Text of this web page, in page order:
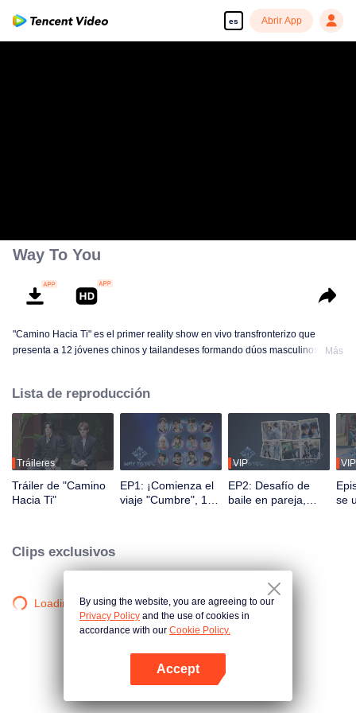
es Abrir App
Way To You
"Camino Hacia Ti" es el primer reality show en vivo transfronterizo que
presenta a 12 jóvenes chinos y tailandeses formando dúos masculinos.
multiplataforma. Los espectadores participan directamente en el desarrollo
de sus ídolos a través de votaciones y apoyo, observando el viaje desde el
primer encuentro hasta la perfecta sincronía. La pareja más popular con la
mejor química debutará finalmente en el escenario global.
Más
Lista de reproducción
Tráileres
Tráiler de "Camino
Hacia Ti"
EP1: ¡Comienza el
viaje "Cumbre", 12
VIP
EP2: Desafío de
baile en pareja,
VIP
se
Clips exclusivos
Loading…By using the website, you are agreeing to our
Privacy Policy and the use of cookies in
accordance with our Cookie Policy.
Accept